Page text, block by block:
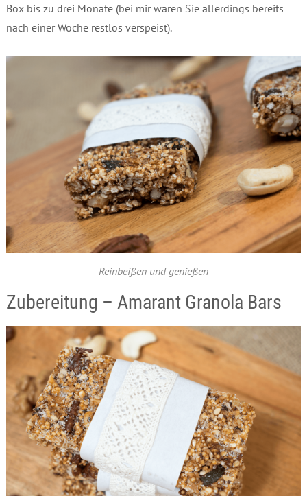
Box bis zu drei Monate (bei mir waren Sie allerdings bereits
nach einer Woche restlos verspeist).
Reinbeißen und genießen
Zubereitung – Amarant Granola Bars